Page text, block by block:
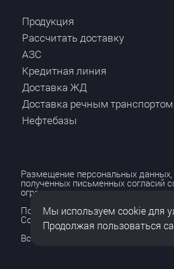
Продукция
Рассчитать доставку
АЗС
Кредитная линия
Доставка ЖД
Доставка речным транспортом
Нефтебазы
Размещение персональных
полученных письменных согласий
ограничено и допускается только с
Политика обработки персональных
Согласие на обработку
Все права защищены
Мы используем cookie для
Продолжая пользоваться